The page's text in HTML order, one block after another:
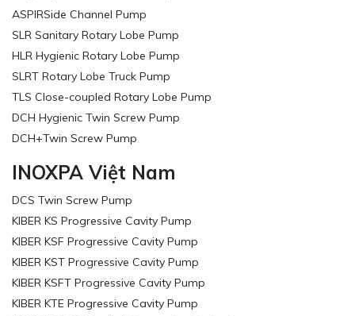
ASPIRSide Channel Pump
SLR Sanitary Rotary Lobe Pump
HLR Hygienic Rotary Lobe Pump
SLRT Rotary Lobe Truck Pump
TLS Close-coupled Rotary Lobe Pump
DCH Hygienic Twin Screw Pump
DCH+Twin Screw Pump
INOXPA Việt Nam
DCS Twin Screw Pump
KIBER KS Progressive Cavity Pump
KIBER KSF Progressive Cavity Pump
KIBER KST Progressive Cavity Pump
KIBER KSFT Progressive Cavity Pump
KIBER KTE Progressive Cavity Pump